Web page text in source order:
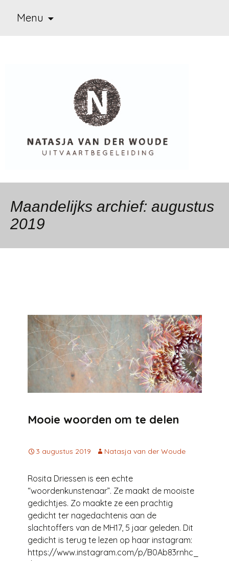
Natasja van der Woude
Menu
Maandelijks archief: augustus
2019
Mooie woorden om te delen
3 augustus 2019 Natasja van der Woude
Rosita Driessen is een echte
“woordenkunstenaar”. Ze maakt de mooiste
gedichtjes. Zo maakte ze een prachtig
gedicht ter nagedachtenis aan de
slachtoffers van de MH17, 5 jaar geleden. Dit
gedicht is terug te lezen op haar instagram:
https://www.instagram.com/p/B0Ab83rnhc_